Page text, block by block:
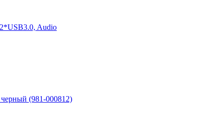
Audio
(981-000812)